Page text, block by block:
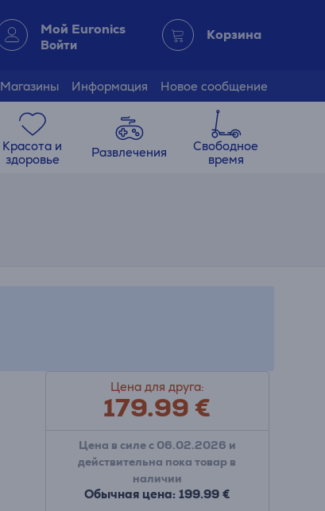
Мой Euronics
Войти
Корзина
Магазины Информация Новое сообщение
Красота и
здоровье
Развлечения
Свободное
время
Цена для друга:
179.99€
Цена в силе с 06.02.2026 и
действительна пока товар в
наличии
Обычная цена: 199.99 €